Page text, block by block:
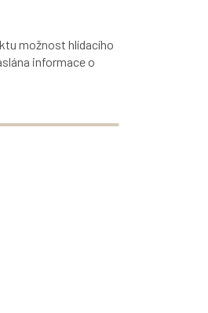
možnost hlídacího
informace o